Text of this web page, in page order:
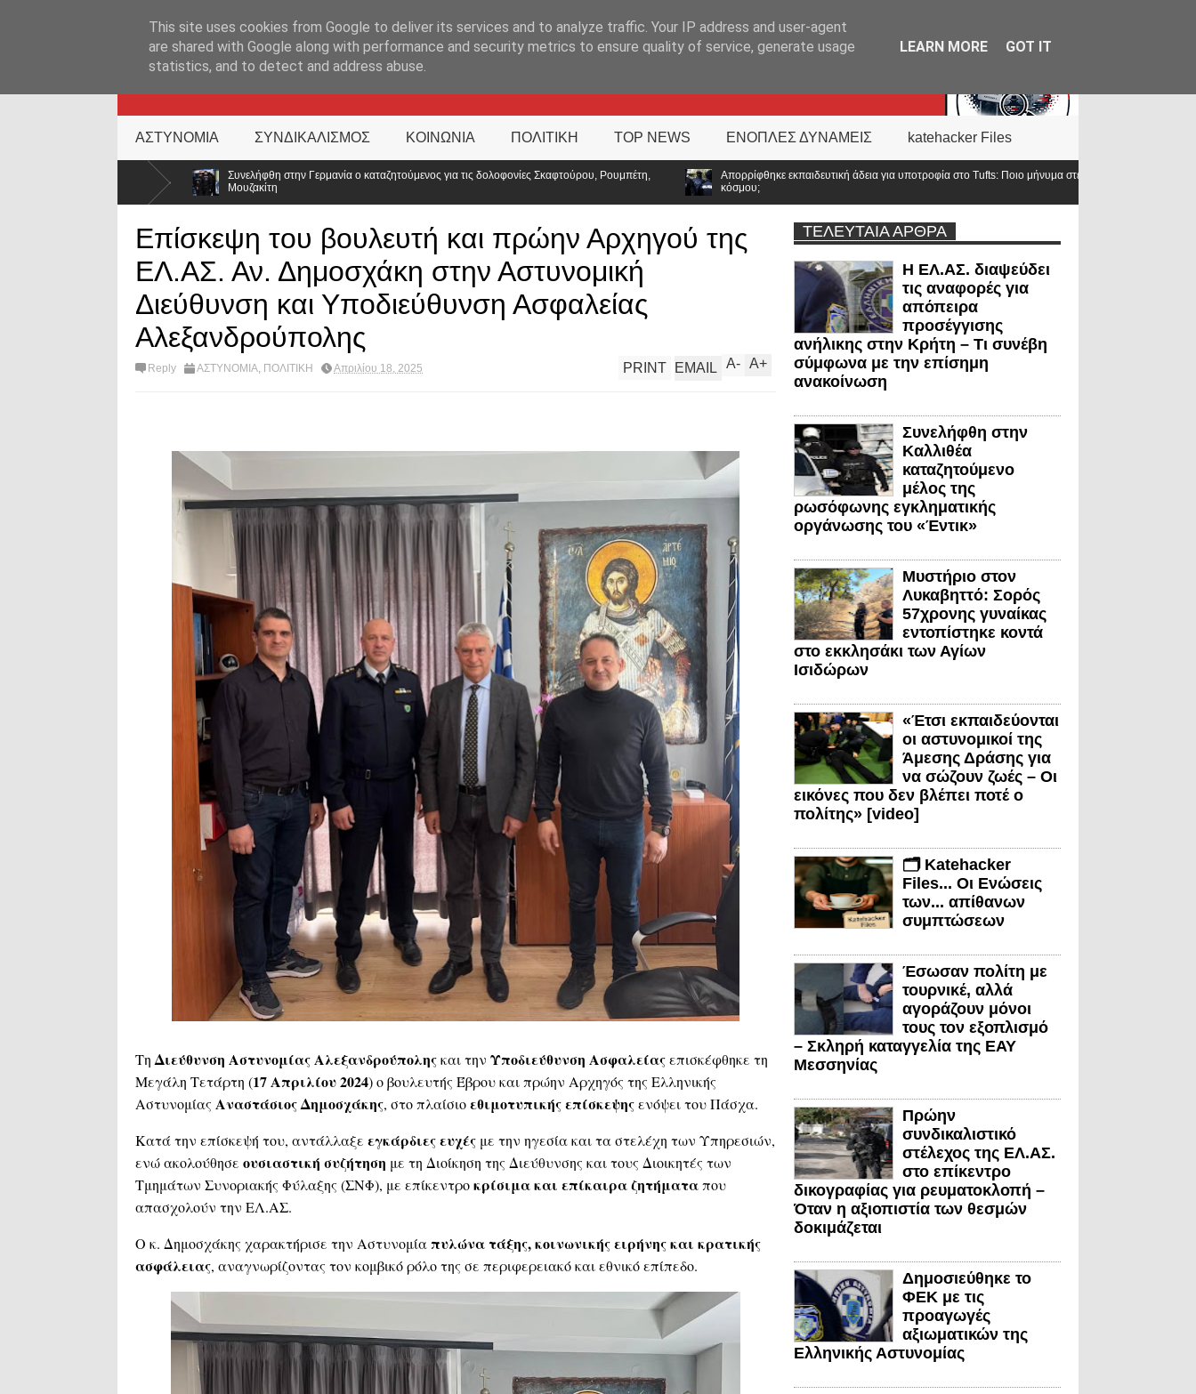
KATEHACKER
ΑΣΤΥΝΟΜΙΑ ΣΥΝΔΙΚΑΛΙΣΜΟΣ ΚΟΙΝΩΝΙΑ ΠΟΛΙΤΙΚΗ TOP NEWS ΕΝΟΠΛΕΣ ΔΥΝΑΜΕΙΣ katehacker Files
Συνελήφθη στην Γερμανία ο καταζητούμενος για τις δολοφονίες Σκαφτούρου, Ρουμπέτη,
Απορρίφθηκε εκπαιδευτική άδεια για υποτροφία στο Tufts: Ποιο μήνυμα στέλνει η ΕΛ.ΑΣ. σε ένα από τα κορυφαία πανεπιστήμια του
Επίσκεψη του βουλευτή και πρώην Αρχηγού της
ΕΛ.ΑΣ. Αν. Δημοσχάκη στην Αστυνομική
Διεύθυνση και Υποδιεύθυνση Ασφαλείας
Αλεξανδρούπολης
Reply ΑΣΤΥΝΟΜΙΑ, ΠΟΛΙΤΙΚΗ Απριλίου 18, 2025 A+
A-
PRINT EMAIL
ΤηΔιεύθυνση Αστυνομίας Αλεξανδρούποληςκαι την Υποδιεύθυνση Ασφαλείαςεπισκέφθηκε τη
Μεγάλη Τετάρτη (17 Απριλίου 2024) ο βουλευτής Έβρου και πρώην Αρχηγός της Ελληνικής
Αστυνομίας Αναστάσιος Δημοσχάκης, στο πλαίσιοεθιμοτυπικής επίσκεψηςενόψει του Πάσχα.
Κατά την επίσκεψή του, αντάλλαξε εγκάρδιες ευχές με την ηγεσία και τα στελέχη των Υπηρεσιών,
ενώ ακολούθησε ουσιαστική συζήτηση με τη Διοίκηση της Διεύθυνσης και τους Διοικητές των
Τμημάτων Συνοριακής Φύλαξης (ΣΝΦ), με επίκεντροκρίσιμα και επίκαιρα ζητήματαπου
απασχολούν την ΕΛ.ΑΣ.
Ο κ. Δημοσχάκης χαρακτήρισε την Αστυνομίαπυλώνα τάξης, κοινωνικής ειρήνης και κρατικής
ασφάλειας, αναγνωρίζοντας τον κομβικό ρόλο της σε περιφερειακό και εθνικό επίπεδο.
ΤΕΛΕΥΤΑΙΑ ΑΡΘΡΑ
Η ΕΛ.ΑΣ. διαψεύδει
τις αναφορές για
απόπειρα
προσέγγισης
ανήλικης στην Κρήτη – Τι συνέβη
σύμφωνα με την επίσημη
ανακοίνωση
Συνελήφθη στην
Καλλιθέα
καταζητούμενο
μέλος της
ρωσόφωνης εγκληματικής
οργάνωσης του «Έντικ»
Μυστήριο στον
Λυκαβηττό: Σορός
57χρονης γυναίκας
εντοπίστηκε κοντά
στο εκκλησάκι των Αγίων
Ισιδώρων
«Έτσι εκπαιδεύονται
οι αστυνομικοί της
Άμεσης Δράσης για
να σώζουν ζωές – Οι
εικόνες που δεν βλέπει ποτέ ο
πολίτης» [video]
🗂️ Katehacker
Files... Οι Ενώσεις
των... απίθανων
συμπτώσεων
Έσωσαν πολίτη με
τουρνικέ, αλλά
αγοράζουν μόνοι
τους τον εξοπλισμό
– Σκληρή καταγγελία της ΕΑΥ
Μεσσηνίας
Πρώην
συνδικαλιστικό
στέλεχος της ΕΛ.ΑΣ.
στο επίκεντρο
δικογραφίας για ρευματοκλοπή –
Όταν η αξιοπιστία των θεσμών
δοκιμάζεται
Δημοσιεύθηκε το
ΦΕΚ με τις
προαγωγές
αξιωματικών της
Ελληνικής Αστυνομίας
This site uses cookies from Google to deliver its services and to analyze traffic. Your IP address and user-agent
are shared with Google along with performance and security metrics to ensure quality of service, generate usage
statistics, and to detect and address abuse.
LEARN MORE GOT IT